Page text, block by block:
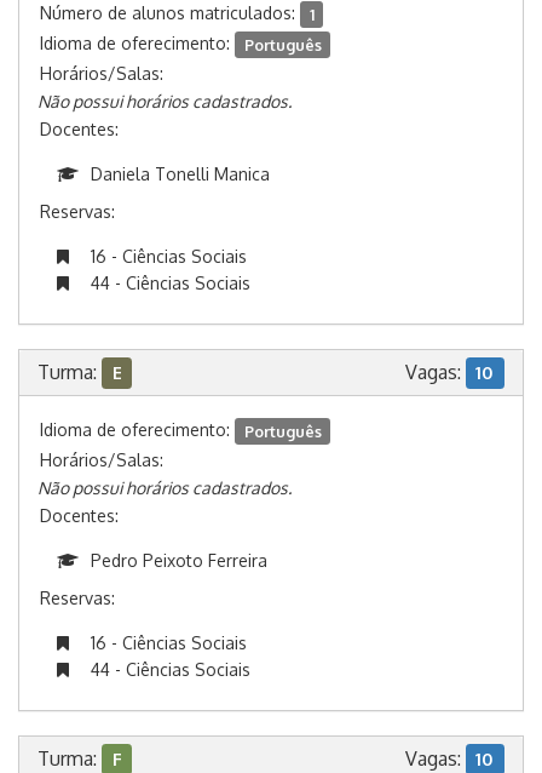
Número de alunos matriculados: 1
Idioma de oferecimento: Português
Horários/Salas:
Não possui horários cadastrados.
Docentes:
Daniela Tonelli Manica
Reservas:
16 - Ciências Sociais
44 - Ciências Sociais
Turma: E Vagas: 10
Idioma de oferecimento: Português
Horários/Salas:
Não possui horários cadastrados.
Docentes:
Pedro Peixoto Ferreira
Reservas:
16 - Ciências Sociais
44 - Ciências Sociais
Turma: F Vagas: 10